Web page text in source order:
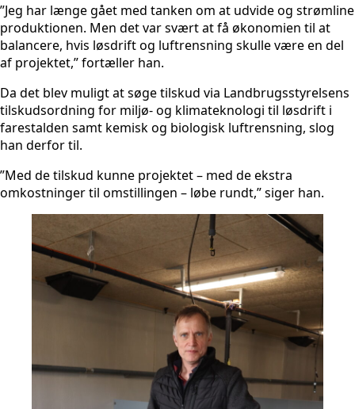
”Jeg har længe gået med tanken om at udvide og strømline
produktionen. Men det var svært at få økonomien til at
balancere, hvis løsdrift og luftrensning skulle være en del
af projektet,” fortæller han.
Da det blev muligt at søge tilskud via Landbrugsstyrelsens
tilskudsordning for miljø- og klimateknologi til løsdrift i
farestalden samt kemisk og biologisk luftrensning, slog
han derfor til.
”Med de tilskud kunne projektet – med de ekstra
omkostninger til omstillingen – løbe rundt,” siger han.